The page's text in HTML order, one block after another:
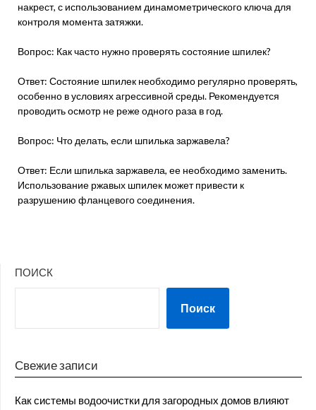
накрест, с использованием динамометрического ключа для
контроля момента затяжки.
Вопрос: Как часто нужно проверять состояние шпилек?
Ответ: Состояние шпилек необходимо регулярно проверять,
особенно в условиях агрессивной среды. Рекомендуется
проводить осмотр не реже одного раза в год.
Вопрос: Что делать, если шпилька заржавела?
Ответ: Если шпилька заржавела, ее необходимо заменить.
Использование ржавых шпилек может привести к
разрушению фланцевого соединения.
ПОИСК
Поиск
Свежие записи
Как системы водоочистки для загородных домов влияют